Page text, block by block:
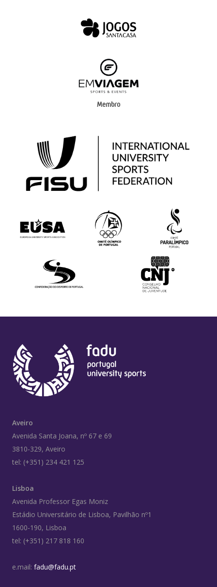
Membro
Aveiro
Avenida Santa Joana, nº 67 e 69
3810-329, Aveiro
tel: (+351) 234 421 125
Lisboa
Avenida Professor Egas Moniz
Estádio Universitário de Lisboa, Pavilhão nº1
1600-190, Lisboa
tel: (+351) 217 818 160
e.mail: fadu@fadu.pt